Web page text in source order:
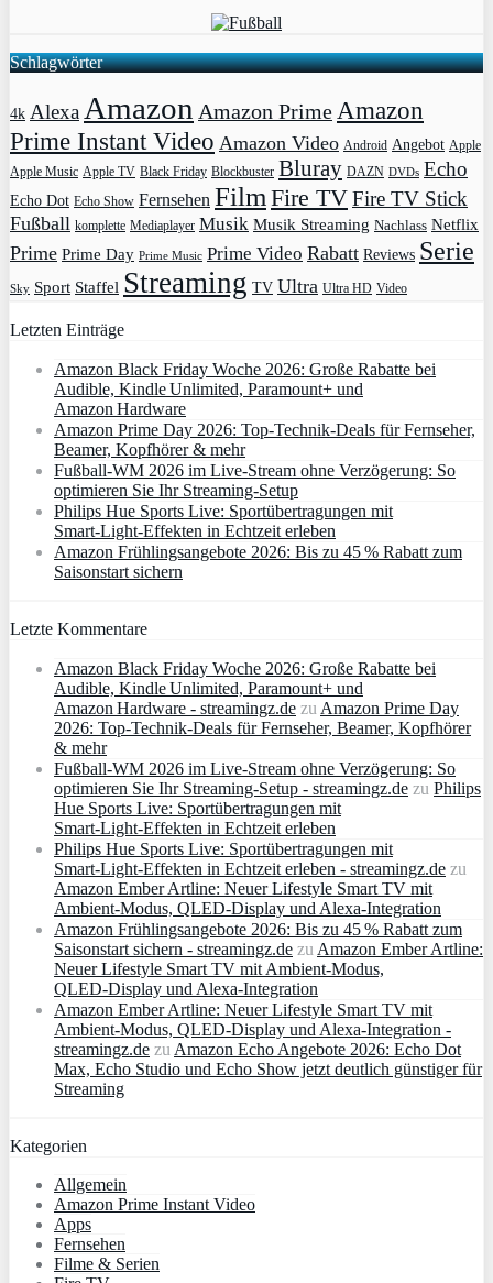
Schlagwörter
4k Alexa Amazon Amazon PrimeAmazon
Prime Instant Video Amazon Video Android Angebot Apple
Apple Music Apple TV Black Friday Blockbuster Bluray DAZN DVDs Echo
Echo Dot Echo Show Fernsehen Film Fire TVFire TV Stick
Fußball komplette Mediaplayer Musik Musik Streaming Nachlass Netflix
Prime Prime Day Prime Music Prime Video Rabatt Reviews Serie
Sky Sport Staffel Streaming TV Ultra Ultra HD Video
Letzten Einträge
Amazon Black Friday Woche 2026: Große Rabatte bei
Audible, Kindle Unlimited, Paramount+ und
Amazon Hardware
Amazon Prime Day 2026: Top-Technik-Deals für Fernseher,
Beamer, Kopfhörer & mehr
Fußball-WM 2026 im Live-Stream ohne Verzögerung: So
optimieren Sie Ihr Streaming-Setup
Philips Hue Sports Live: Sportübertragungen mit
Smart‑Light‑Effekten in Echtzeit erleben
Amazon Frühlingsangebote 2026: Bis zu 45 % Rabatt zum
Saisonstart sichern
Letzte Kommentare
Amazon Black Friday Woche 2026: Große Rabatte bei
Audible, Kindle Unlimited, Paramount+ und
Amazon Hardware - streamingz.de zu Amazon Prime Day
2026: Top-Technik-Deals für Fernseher, Beamer, Kopfhörer
& mehr
Fußball-WM 2026 im Live-Stream ohne Verzögerung: So
optimieren Sie Ihr Streaming-Setup - streamingz.de zu Philips
Hue Sports Live: Sportübertragungen mit
Smart‑Light‑Effekten in Echtzeit erleben
Philips Hue Sports Live: Sportübertragungen mit
Smart‑Light‑Effekten in Echtzeit erleben - streamingz.de zu
Amazon Ember Artline: Neuer Lifestyle Smart TV mit
Ambient‑Modus, QLED‑Display und Alexa‑Integration
Amazon Frühlingsangebote 2026: Bis zu 45 % Rabatt zum
Saisonstart sichern - streamingz.de zu Amazon Ember Artline:
Neuer Lifestyle Smart TV mit Ambient‑Modus,
QLED‑Display und Alexa‑Integration
Amazon Ember Artline: Neuer Lifestyle Smart TV mit
Ambient‑Modus, QLED‑Display und Alexa‑Integration -
streamingz.de zu Amazon Echo Angebote 2026: Echo Dot
Max, Echo Studio und Echo Show jetzt deutlich günstiger für
Streaming
Kategorien
Allgemein
Amazon Prime Instant Video
Apps
Fernsehen
Filme & Serien